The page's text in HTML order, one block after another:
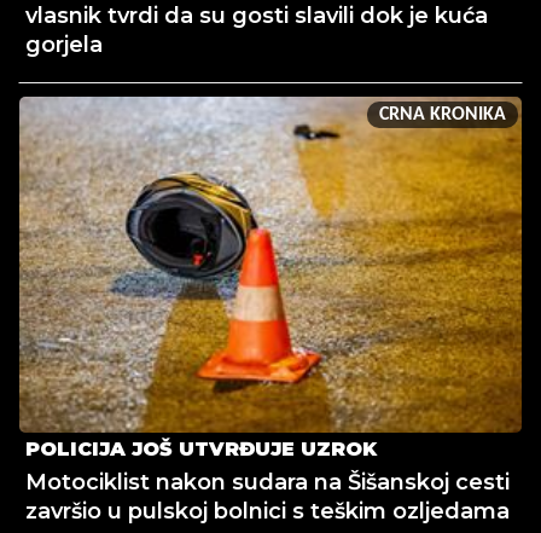
vlasnik tvrdi da su gosti slavili dok je kuća
gorjela
CRNA KRONIKA
POLICIJA JOŠ UTVRĐUJE UZROK
Motociklist nakon sudara na Šišanskoj cesti
završio u pulskoj bolnici s teškim ozljedama